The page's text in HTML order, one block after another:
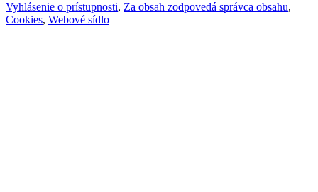
Vyhlásenie o prístupnosti, Za obsah zodpovedá správca obsahu,
Cookies, Webové sídlo